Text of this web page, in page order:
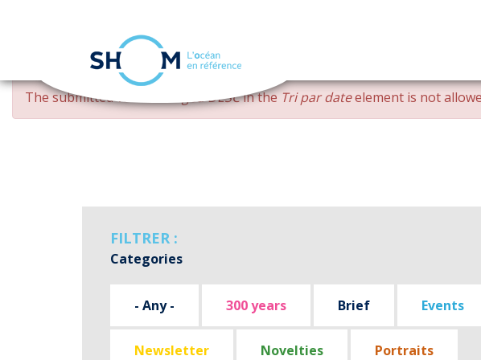
Skip
main
ERROR
MESSAGE
The submitted value changed DESCin theTri par dateelement is not
FILTRER :
Categories
- Any - 300 years Brief Events
Newsletter Novelties Portraits